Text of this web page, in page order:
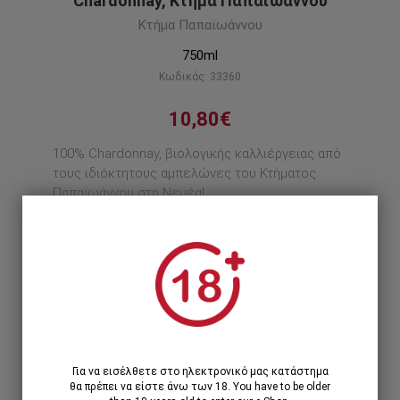
Κτήμα Παπαϊωάννου
750ml
Κωδικός: 33360
10,80€
100% Chardonnay, βιολογικής καλλιέργειας από
τους ιδιόκτητους αμπελώνες του Κτήματος
Παπαϊωάννου στη Νεμέα!
Περιγραφή προϊόντος
10,80€
Για να εισέλθετε στο ηλεκτρονικό μας κατάστημα
θα πρέπει να είστε άνω των 18. You have to be older